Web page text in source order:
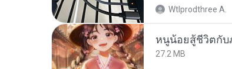
Wtlprodthree A.
หนูน้อยสู้ชีวิตกับ
27.2 MB